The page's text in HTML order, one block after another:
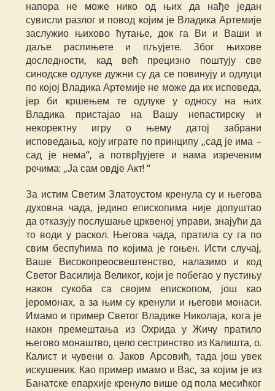
напора не може нико од њих да нађе један
сувисли разлог и повод којим је Владика Артемије
заслужио њихово ћутање, док га Ви и Ваши и
даље распињете и пљујете. Због њихове
доследности, кад већ прецизно поштују све
синодске одлуке дужни су да се повинују и одлуци
по којој Владика Артемије не може да их исповеда,
јер би кршењем те одлуке у односу на њих
Владика пристајао на Вашу непастирску и
некоректну игру о њему датој забрани
исповедања, коју играте по принципу „сад је има –
сад је нема“, а потврђујете и нама изреченим
речима: „Ја сам овдје Акт! “
За истим Светим Златоустом кренула су и његова
духовна чада, једино епископима није допуштао
да отказују послушање црквеној управи, знајући да
то води у раскол. Његова чада, пратила су га по
свим беспућима по којима је гоњен. Исти случај,
Ваше Високопреосвештенство, налазимо и код
Светог Василија Великог, који је побегао у пустињу
након сукоба са својим епископом, још као
јеромонах, а за њим су кренули и његови монаси.
Имамо и пример Светог Владике Николаја, кога је
након премештања из Охрида у Жичу пратило
његово монаштво, цело сестринство из Калишта, о.
Калист и чувени о. Јаков Арсовић, тада још увек
искушеник. Као пример имамо и Вас, за којим је из
Банатске епархије кренуло више од пола месићког